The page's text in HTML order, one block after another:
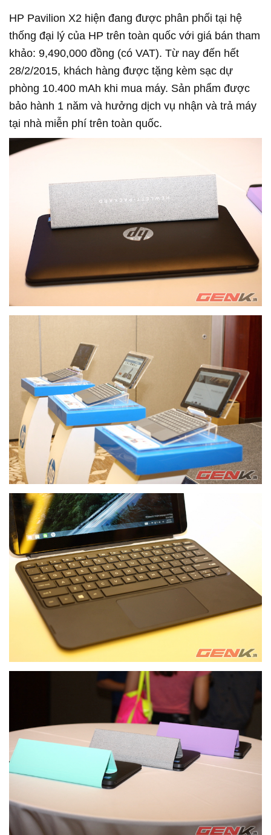
HP Pavilion X2 hiện đang được phân phối tại hệ
thống đại lý của HP trên toàn quốc với giá bán tham
khảo: 9,490,000 đồng (có VAT). Từ nay đến hết
28/2/2015, khách hàng được tặng kèm sạc dự
phòng 10.400 mAh khi mua máy. Sản phẩm được
bảo hành 1 năm và hưởng dịch vụ nhận và trả máy
tại nhà miễn phí trên toàn quốc.